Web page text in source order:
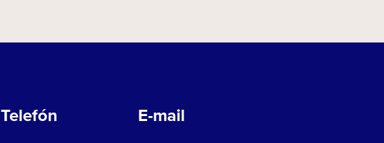
Telefón E-mail